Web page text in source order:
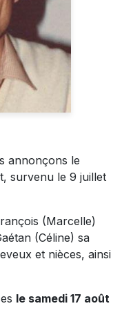
annonçons le
survenu le 9 juillet
(Marcelle)
(Céline) sa
et nièces, ainsi
le samedi 17 août